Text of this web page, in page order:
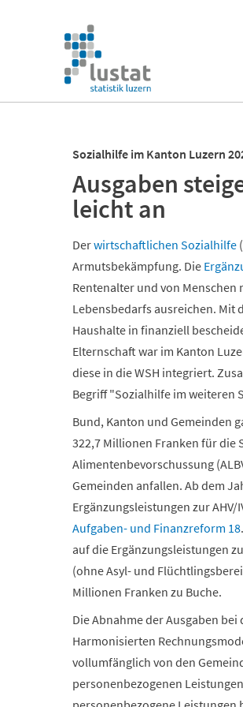
überspringen
Navigation
überspringen
Sozialhilfe im Kanton Luzern
Ausgaben
leicht an
Derwirtschaftlichen Sozialhilfe
Armutsbekämpfung. Die
Rentenalter und von
Lebensbedarfs ausreichen. Mit
Haushalte in finanziell
Elternschaft war im Kanton
diese in die WSH integriert.
Begriff "Sozialhilfe im weiteren
Bund, Kanton und Gemeinden
322,7 Millionen Franken für die
Alimentenbevorschussung
Gemeinden anfallen. Ab dem
Ergänzungsleistungen zur
Aufgaben- und Finanzreform 18
auf die Ergänzungsleistungen
(ohne Asyl- und
Millionen Franken zu Buche.
Die Abnahme der Ausgaben
Harmonisierten
vollumfänglich von den
personenbezogenen